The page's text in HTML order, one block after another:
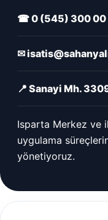
☎ 0 (545) 300 00
✉
📍 Sanayi Mh.
Isparta Merkez ve
uygulama
yönetiyoruz.